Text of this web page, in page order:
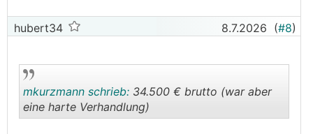
hubert34 8.7.2026 (#8)
mkurzmann schrieb: 34.500 € brutto (war aber
eine harte Verhandlung)